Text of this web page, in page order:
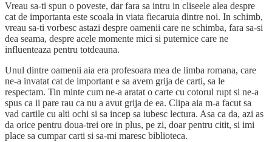
Vreau sa-ti spun o poveste, dar fara sa intru in cliseele alea despre
cat de importanta este scoala in viata fiecaruia dintre noi. In schimb,
vreau sa-ti vorbesc astazi despre oamenii care ne schimba, fara sa-si
dea seama, despre acele momente mici si puternice care ne
influenteaza pentru totdeauna.
Unul dintre oamenii aia era profesoara mea de limba romana, care
ne-a invatat cat de important e sa avem grija de carti, sa le
respectam. Tin minte cum ne-a aratat o carte cu cotorul rupt si ne-a
spus ca ii pare rau ca nu a avut grija de ea. Clipa aia m-a facut sa
vad cartile cu alti ochi si sa incep sa iubesc lectura. Asa ca da, azi as
da orice pentru doua-trei ore in plus, pe zi, doar pentru citit, si imi
place sa cumpar carti si sa-mi maresc biblioteca.